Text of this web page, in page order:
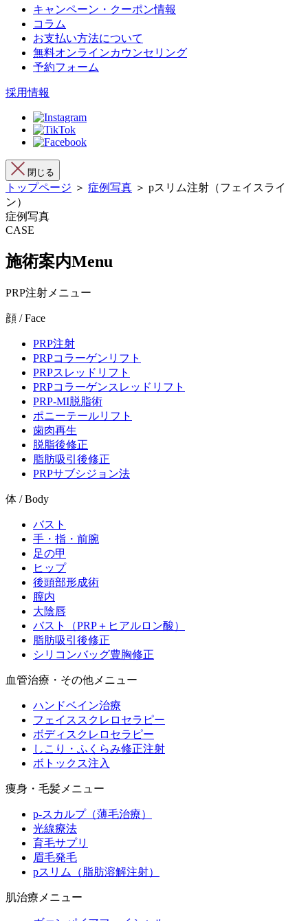
キャンペーン・クーポン情報
コラム
お支払い方法について
無料オンラインカウンセリング
予約フォーム
採用情報
閉じる
トップページ ＞ 症例写真 ＞ pスリム注射（フェイスライ
ン）
症例写真
CASE
施術案内Menu
PRP注射メニュー
顔 / Face
PRP注射
PRPコラーゲンリフト
PRPスレッドリフト
PRPコラーゲンスレッドリフト
PRP-MI脱脂術
ポニーテールリフト
歯肉再生
脱脂後修正
脂肪吸引後修正
PRPサブシジョン法
体 / Body
バスト
手・指・前腕
足の甲
ヒップ
後頭部形成術
膣内
大陰唇
バスト（PRP＋ヒアルロン酸）
脂肪吸引後修正
シリコンバッグ豊胸修正
血管治療・その他メニュー
ハンドベイン治療
フェイススクレロセラピー
ボディスクレロセラピー
しこり・ふくらみ修正注射
ボトックス注入
痩身・毛髪メニュー
p-スカルプ（薄毛治療）
光線療法
育毛サプリ
眉毛発毛
pスリム（脂肪溶解注射）
肌治療メニュー